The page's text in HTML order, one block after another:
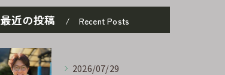
最近の投稿 Recent Posts
2026/07/29